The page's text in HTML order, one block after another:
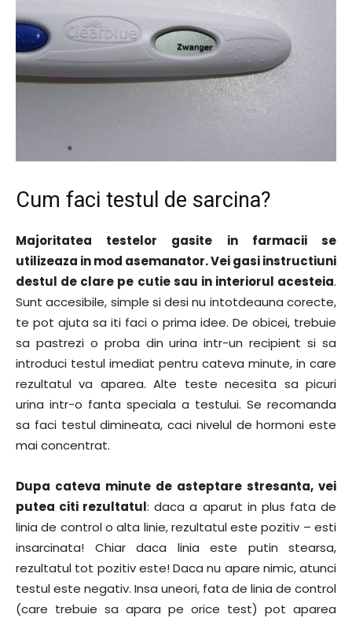
Cum faci testul de sarcina?
Majoritatea testelor gasite in farmacii se
utilizeaza in mod asemanator. Vei gasi instructiuni
destul de clare pe cutie sau in interiorul acesteia.
Sunt accesibile, simple si desi nu intotdeauna corecte,
te pot ajuta sa iti faci o prima idee. De obicei, trebuie
sa pastrezi o proba din urina intr-un recipient si sa
introduci testul imediat pentru cateva minute, in care
rezultatul va aparea. Alte teste necesita sa picuri
urina intr-o fanta speciala a testului. Se recomanda
sa faci testul dimineata, caci nivelul de hormoni este
mai concentrat.
Dupa cateva minute de asteptare stresanta, vei
putea citi rezultatul: daca a aparut in plus fata de
linia de control o alta linie, rezultatul este pozitiv – esti
insarcinata! Chiar daca linia este putin stearsa,
rezultatul tot pozitiv este! Daca nu apare nimic, atunci
testul este negativ. Insa uneori, fata de linia de control
(care trebuie sa apara pe orice test) pot aparea